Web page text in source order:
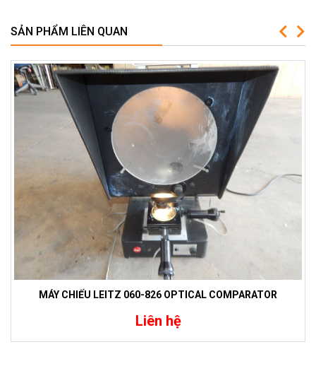
SẢN PHẨM LIÊN QUAN
MÁY CHIẾU LEITZ 060-826 OPTICAL COMPARATOR
Liên hệ